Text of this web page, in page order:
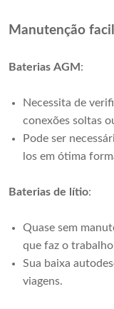
Manutenção
Baterias AGM :
Necessita de
conexões soltas
Pode ser
los em ótima
Baterias de lítio:
Quase sem
que faz o
Sua baixa
viagens.